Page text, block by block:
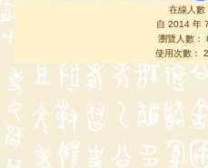
在線人數
自 2014 年
瀏覽人數：
使用次數：